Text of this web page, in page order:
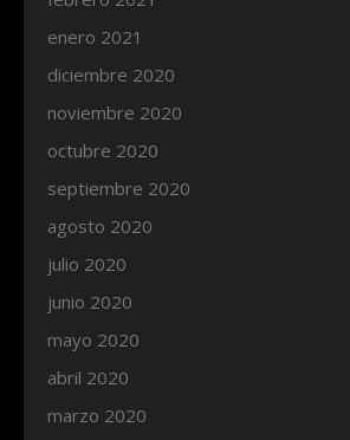
enero 2021
diciembre 2020
noviembre 2020
octubre 2020
septiembre 2020
agosto 2020
julio 2020
junio 2020
mayo 2020
abril 2020
marzo 2020